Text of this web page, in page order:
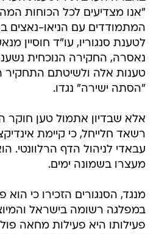
"אנו מצדיעים לכל הכוחות
המתמודדים עם הניאו-נאצים
לטענת סנגוריו, עו"ד חוסיין
נאסרה, החקירה הנוכחית
טענות אלה ולשיטתם התחקיר
"הסתה ישירה" נגדו.
אלא שבדיון אתמול טען
רשאד חלייחל, כי קיימת
עבאדי לניהול הדף
מעצרו בשמונה ימים.
מנגד, הסנגורים הזכירו כי הוא
במפלגה רשומה בישראל
פעילותו היא פעילות מחאה